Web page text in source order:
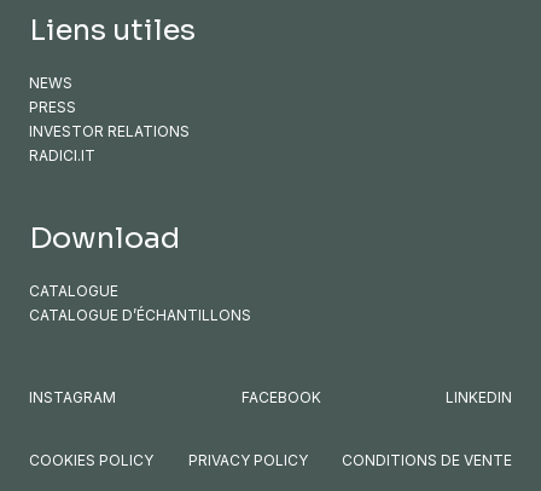
Liens utiles
NEWS
PRESS
INVESTOR RELATIONS
RADICI.IT
Download
CATALOGUE
CATALOGUE D’ÉCHANTILLONS
INSTAGRAM FACEBOOK LINKEDIN
COOKIES POLICY PRIVACY POLICY CONDITIONS DE VENTE